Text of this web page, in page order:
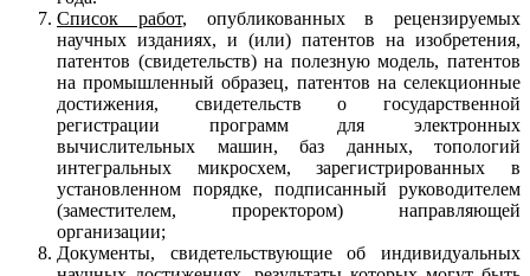
Список работ, опубликованных в рецензируемых
научных изданиях, и (или) патентов на изобретения,
патентов (свидетельств) на полезную модель, патентов
на промышленный образец, патентов на селекционные
достижения, свидетельств о государственной
регистрации программ для электронных
вычислительных машин, баз данных, топологий
интегральных микросхем, зарегистрированных в
установленном порядке, подписанный руководителем
(заместителем, проректором) направляющей
организации;
Документы, свидетельствующие об индивидуальных